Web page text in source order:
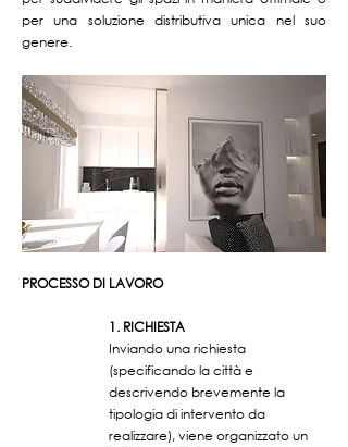
per una soluzione distributiva unica nel suo
genere.
PROCESSO DI LAVORO
1. RICHIESTA
Inviando una richiesta
(specificando la città e
descrivendo brevemente la
tipologia di intervento da
realizzare), viene organizzato un